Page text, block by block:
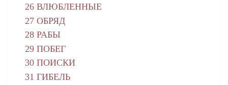
26 ВЛЮБЛЕННЫЕ
27 ОБРЯД
28 РАБЫ
29 ПОБЕГ
30 ПОИСКИ
31 ГИБЕЛЬ